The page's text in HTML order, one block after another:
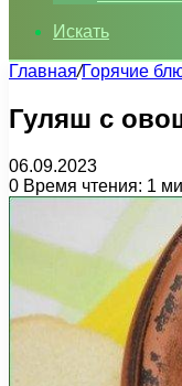
Искать
Главная/Горячие
Гуляш с
06.09.2023
0 Время чтения: 1